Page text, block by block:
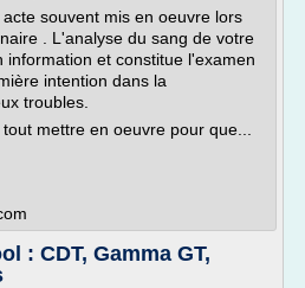
souvent mis en oeuvre lors
. L'analyse du sang de votre
information et constitue l'examen
intention dans la
troubles.
mettre en oeuvre pour que...
: CDT, Gamma GT,